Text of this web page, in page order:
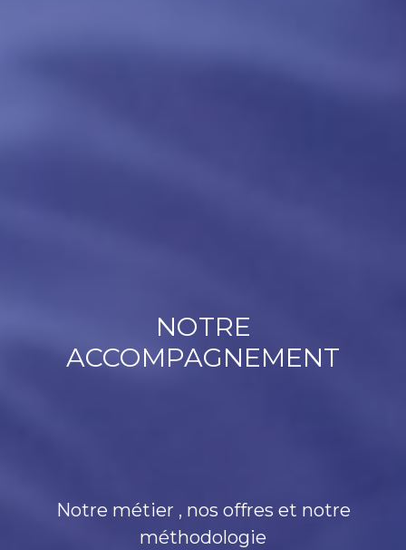
NOTRE
ACCOMPAGNEMENT
Notre métier , nos offres et notre
méthodologie